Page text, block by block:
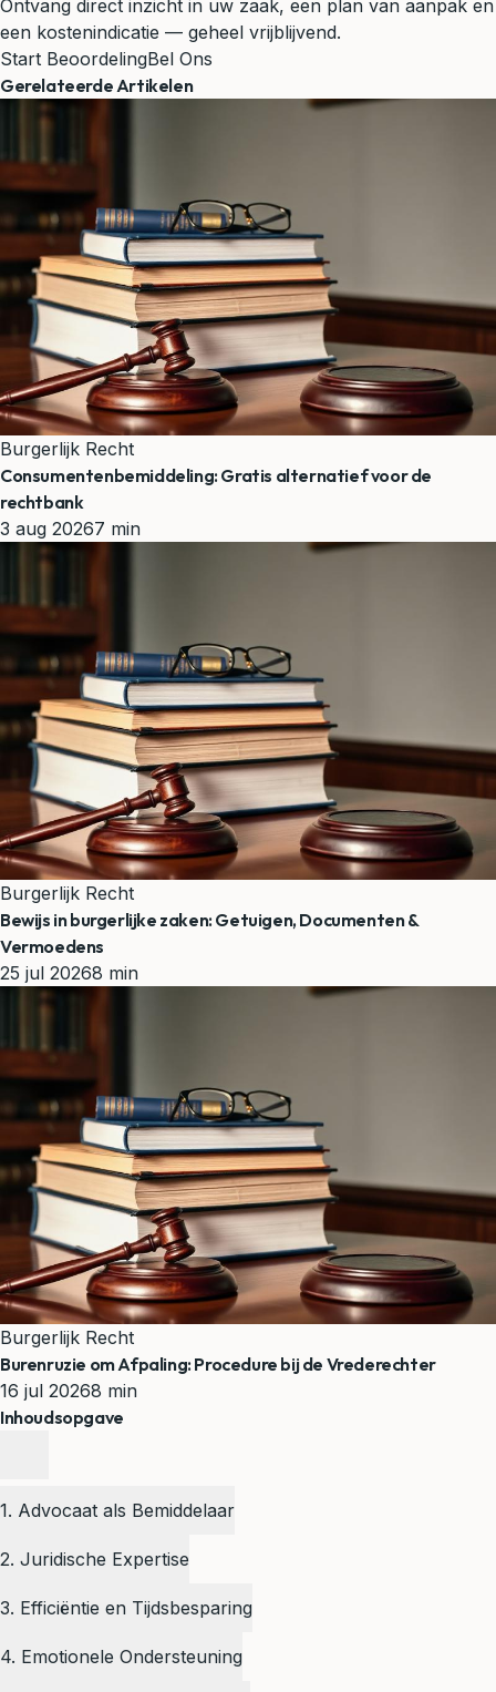
Ontvang direct inzicht in uw zaak, een plan van aanpak en
een kostenindicatie — geheel vrijblijvend.
Start BeoordelingBel Ons
Gerelateerde Artikelen
Burgerlijk Recht
Consumentenbemiddeling: Gratis alternatief voor de
rechtbank
3 aug 20267 min
Burgerlijk Recht
Bewijs in burgerlijke zaken: Getuigen, Documenten &
Vermoedens
25 jul 20268 min
Burgerlijk Recht
Burenruzie om Afpaling: Procedure bij de Vrederechter
16 jul 20268 min
Inhoudsopgave
1. Advocaat als Bemiddelaar
2. Juridische Expertise
3. Efficiëntie en Tijdsbesparing
4. Emotionele Ondersteuning